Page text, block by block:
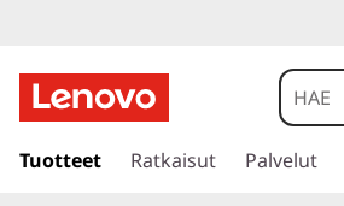
k
iTuotteet Ratkaisut Palvelut